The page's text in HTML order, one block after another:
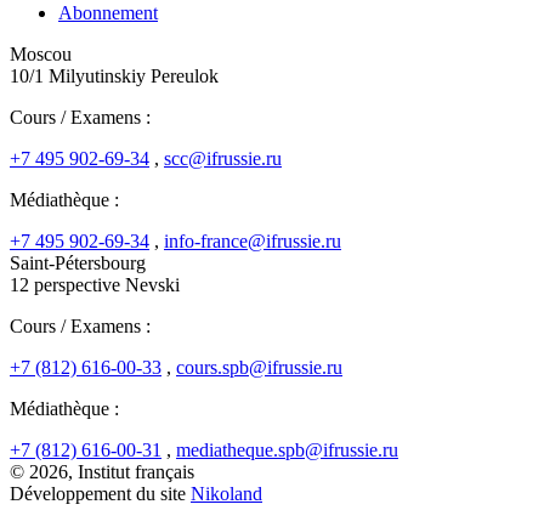
Abonnement
Moscou
10/1 Milyutinskiy Pereulok
Cours / Examens :
+7 495 902-69-34 , scc@ifrussie.ru
Médiathèque :
+7 495 902-69-34 , info-france@ifrussie.ru
Saint-Pétersbourg
12 perspective Nevski
Cours / Examens :
+7 (812) 616-00-33 , cours.spb@ifrussie.ru
Médiathèque :
+7 (812) 616-00-31 , mediatheque.spb@ifrussie.ru
© 2026, Institut français
Développement du site Nikoland